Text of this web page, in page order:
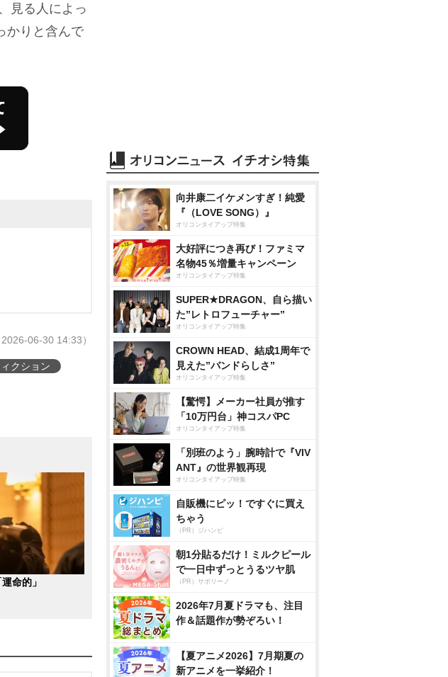
見る人によっ
かりと含んで
2026-06-30 14:33）
クション
命的」
向井康二イケメンすぎ！純愛
『（LOVE SONG）』
オリコンタイアップ特集
大好評につき再び！ファミマ
名物45％増量キャンペーン
オリコンタイアップ特集
SUPER★DRAGON、自ら描い
た”レトロフューチャー”
オリコンタイアップ特集
CROWN HEAD、結成1周年で
見えた”バンドらしさ”
オリコンタイアップ特集
【驚愕】メーカー社員が推す
「10万円台」神コスパPC
オリコンタイアップ特集
「別班のよう」腕時計で『VIV
ANT』の世界観再現
オリコンタイアップ特集
自販機にピッ！ですぐに買え
ちゃう
（PR）ジハンピ
朝1分貼るだけ！ミルクピール
で一日中ずっとうるツヤ肌
（PR）サボリーノ
2026年7月夏ドラマも、注目
作＆話題作が勢ぞろい！
【夏アニメ2026】7月期夏の
新アニメを一挙紹介！